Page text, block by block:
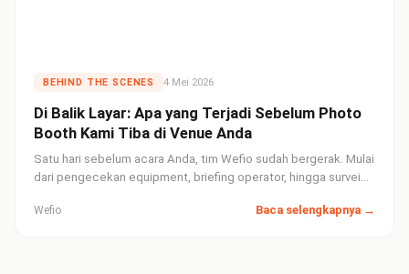
BEHIND THE SCENES 4 Mei 2026
Di Balik Layar: Apa yang Terjadi Sebelum Photo
Booth Kami Tiba di Venue Anda
Satu hari sebelum acara Anda, tim Wefio sudah bergerak. Mulai
dari pengecekan equipment, briefing operator, hingga survei
yang salah di hari-H.
Wefio Baca selengkapnya →